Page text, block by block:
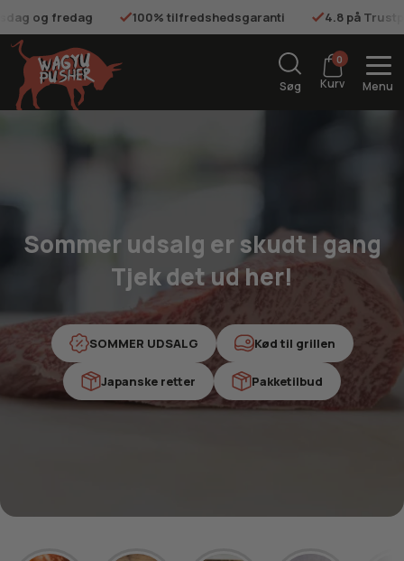
tilfredshedsgaranti 4.8 på Trustpilot Gratis fragt på
Søg
0
Kurv Menu
Sommer udsalg er skudt i gang
Tjek det ud her!
SOMMER UDSALG Kød til grillen
Japanske retter Pakketilbud